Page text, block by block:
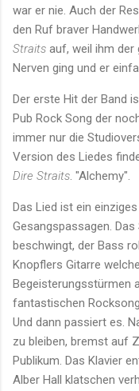
war er nie. Auch der
den Ruf braver
Straits auf, weil ihm der
Nerven ging und er
Der erste Hit der Band
Pub Rock Song der
immer nur die
Version des Liedes
Dire Straits. "Alchemy".
Das Lied ist ein
Gesangspassagen.
beschwingt, der Bass
Knopflers Gitarre
Begeisterungsstürmen
fantastischen
Und dann passiert es.
zu bleiben, bremst auf
Publikum. Das Klavier
Alber Hall klatschen